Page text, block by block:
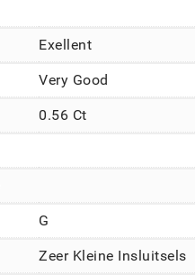
Exellent
Very Good
0.56 Ct
G
Zeer Kleine Insluitsels